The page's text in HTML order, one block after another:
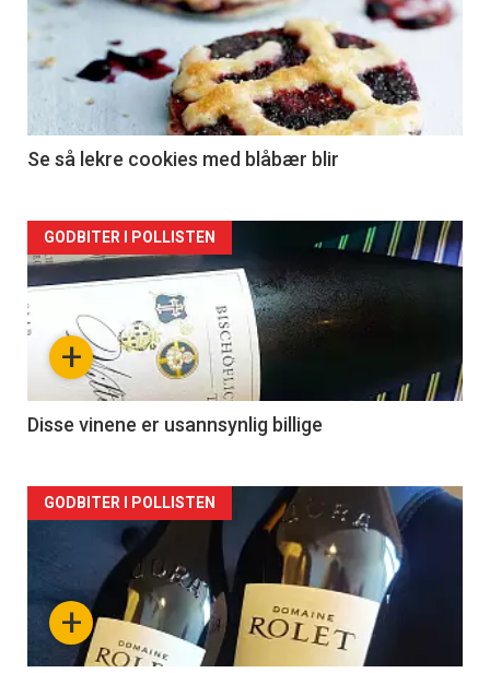
Se så lekre cookies med blåbær blir
Forsiden
akkurat
nå
2
+
GODBITER I POLLISTEN
Disse vinene er usannsynlig billige
Forsiden
akkurat
nå+
GODBITER I POLLISTEN